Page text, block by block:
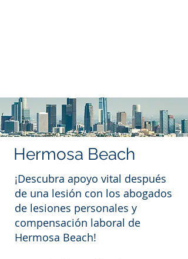
Hermosa Beach
¡Descubra apoyo vital después
de una lesión con los abogados
de lesiones personales y
compensación laboral de
Hermosa Beach!